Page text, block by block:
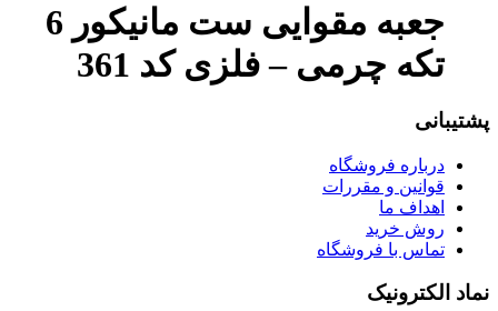
جعبه مقوایی ست مانیکور 6
تکه چرمی – فلزی کد 361
پشتیبانی
درباره فروشگاه
قوانین و مقررات
اهداف ما
روش خرید
تماس با فروشگاه
نماد الکترونیک